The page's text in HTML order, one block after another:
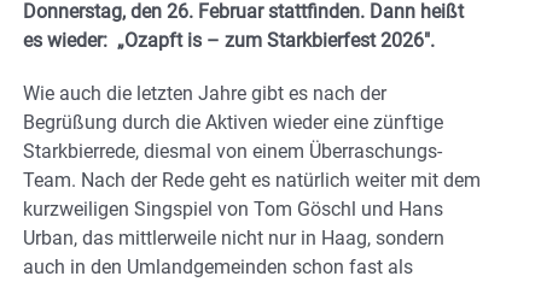
Donnerstag, den 26. Februar stattfinden. Dann heißt
es wieder: „Ozapft is – zum Starkbierfest 2026″.
Wie auch die letzten Jahre gibt es nach der
Begrüßung durch die Aktiven wieder eine zünftige
Starkbierrede, diesmal von einem Überraschungs-
Team. Nach der Rede geht es natürlich weiter mit dem
kurzweiligen Singspiel von Tom Göschl und Hans
Urban, das mittlerweile nicht nur in Haag, sondern
auch in den Umlandgemeinden schon fast als